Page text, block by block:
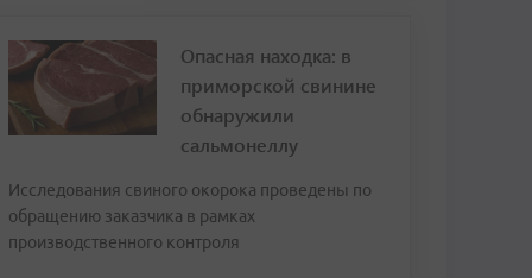
Опасная находка: в
приморской свинине
обнаружили
сальмонеллу
Исследования свиного окорока проведены по
обращению заказчика в рамках
производственного контроля